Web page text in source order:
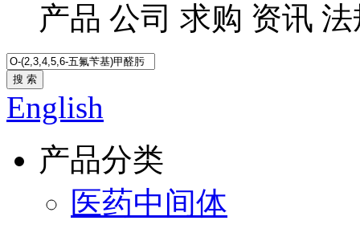
产品 公司 求购 资讯 法
搜 索
English
产品分类
医药中间体